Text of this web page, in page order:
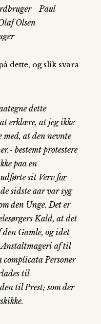
Paul
Olsen
dette, og slik svara
dette
erklære, at jeg ikke
at den nevnte
bestemt protestere
paa en
sit Verv for
sidste aar var syg
den Unge. Det er
Kald, at det
den Gamle, og idet
Anstaltmageri af til
complicata Personer
til
til Prest; som der